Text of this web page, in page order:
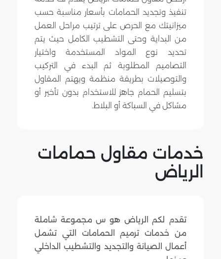
تنفيذ وتجديد الحمامات بأسعار مناسبة حسب
ميزانيتك مع الحرص على ترتيب مراحل العمل
من البداية وحتى التشطيب الكامل حيث يتم
تحديد نوع المواد المستخدمة واختيار
التصاميم المطلوبة ثم البدء في التركيب
والتوصيلات بطريقة منظمة ويهتم المقاول
بتسليم الحمام جاهز للاستخدام بدون تأخير أو
مشاكل في السباكة أو البلاط.
خدمات مقاول حمامات
الرياض
تقدم لكم الرياض هو س مجموعة شاملة
من خدمات ترميم الحمامات التي تشمل
أعمال الصيانة والتجديد والتشطيب الداخلي